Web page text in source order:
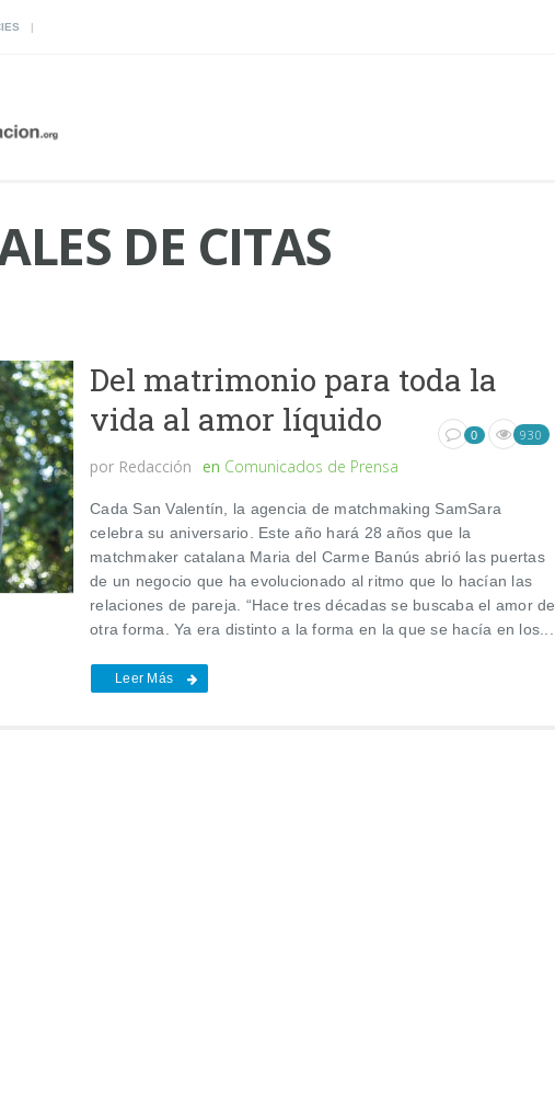
DE CITAS
Del matrimonio para toda la
vida al amor líquido
por Redacción en Comunicados de Prensa
0 930
Cada San Valentín, la agencia de matchmaking SamSara
celebra su aniversario. Este año hará 28 años que la
matchmaker catalana Maria del Carme Banús abrió las puertas
de un negocio que ha evolucionado al ritmo que lo hacían las
relaciones de pareja. “Hace tres décadas se buscaba el amor de
otra forma. Ya era distinto a la forma en la que se hacía en los...
Leer Más